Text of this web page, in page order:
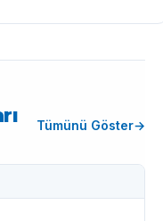
Tümünü Göster